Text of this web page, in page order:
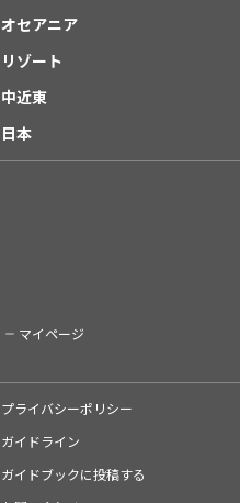
オセアニア
リゾート
中近東
日本
マイページ
プライバシーポリシー
ガイドライン
ガイドブックに投稿する